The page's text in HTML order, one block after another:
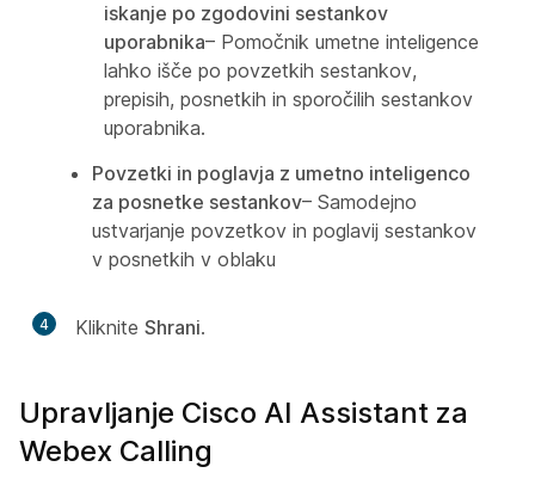
iskanje po zgodovini sestankov
uporabnika– Pomočnik umetne inteligence
lahko išče po povzetkih sestankov,
prepisih, posnetkih in sporočilih sestankov
uporabnika.
Povzetki in poglavja z umetno inteligenco
za posnetke sestankov– Samodejno
ustvarjanje povzetkov in poglavij sestankov
v posnetkih v oblaku
4 Kliknite Shrani.
Upravljanje Cisco AI Assistant za
Webex Calling